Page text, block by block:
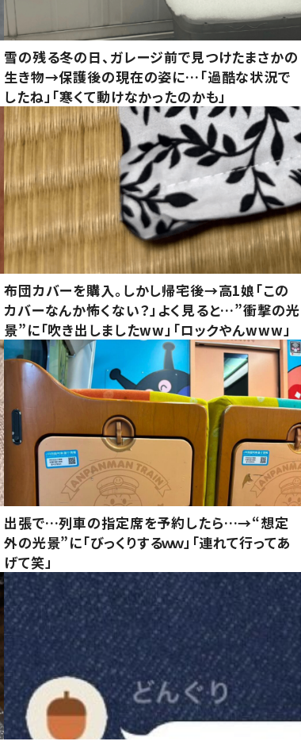
雪の残る冬の日、ガレージ前で見つけたまさかの
生き物→保護後の現在の姿に…「過酷な状況で
したね」「寒くて動けなかったのかも」
布団カバーを購入。しかし帰宅後→高1娘「この
カバーなんか怖くない？」よく見ると…”衝撃の光
景”に「吹き出しましたww」「ロックやんwww」
出張で…列車の指定席を予約したら…→“想定
外の光景”に「びっくりするｗｗ」「連れて行ってあ
げて笑」